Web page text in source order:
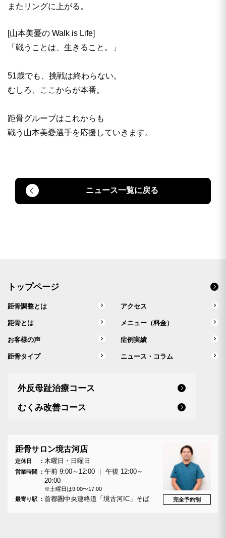
またリングに上がる。
[山本美憂の Walk is Life]
「戦うことは、生きること。」
51歳でも、挑戦は終わらない。
むしろ、ここからが本番。
距骨グループはこれからも
戦う山本美憂選手を応援していきます。
ニュース一覧に戻る
トップページ
距骨調整とは アクセス
距骨とは メニュー（料金）
お客様の声 症例実績
距骨タイプ ニュース・コラム
外反母趾治療コース
むくみ改善コース
距骨サロン境古河店
定休日 木曜日・日曜日
営業時間
午前 9:00～12:00 ｜ 午後 12:00～
20:00
※土曜日は9:00〜17:00
最寄り駅
首都圏中央連絡道「境古河IC」そば 完全予約制